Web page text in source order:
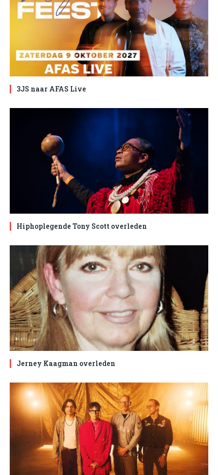
3JS naar AFAS Live
Hiphoplegende Tony Scott overleden
Jerney Kaagman overleden